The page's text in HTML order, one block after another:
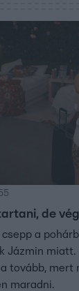
de
a
Jázmin miatt.
tovább, mert
maradni.